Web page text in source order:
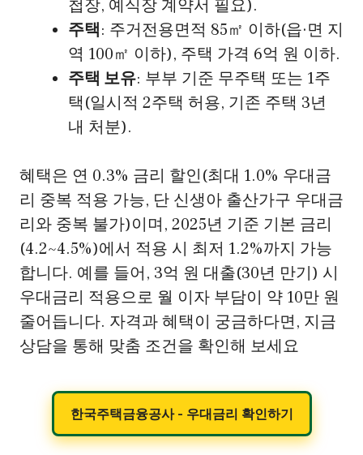
첩장, 예식장 계약서 필요).
주택: 주거전용면적 85㎡ 이하(읍·면 지
역 100㎡ 이하), 주택 가격 6억 원 이하.
주택 보유: 부부 기준 무주택 또는 1주
택(일시적 2주택 허용, 기존 주택 3년
내 처분).
혜택은 연 0.3% 금리 할인(최대 1.0% 우대금
리 중복 적용 가능, 단 신생아 출산가구 우대금
리와 중복 불가)이며, 2025년 기준 기본 금리
(4.2~4.5%)에서 적용 시 최저 1.2%까지 가능
합니다. 예를 들어, 3억 원 대출(30년 만기) 시
우대금리 적용으로 월 이자 부담이 약 10만 원
줄어듭니다. 자격과 혜택이 궁금하다면, 지금
상담을 통해 맞춤 조건을 확인해 보세요
한국주택금융공사 - 우대금리 확인하기